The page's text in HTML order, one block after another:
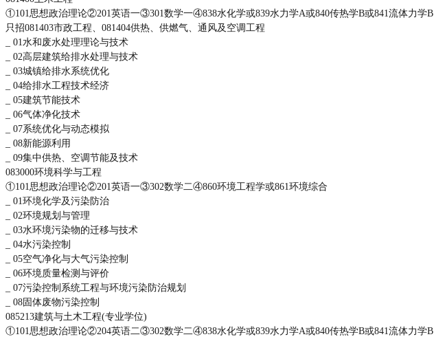
①101思想政治理论②201英语一③301数学一④838水化学或839水力学A或840传热学B或841流体力学B
只招081403市政工程、081404供热、供燃气、通风及空调工程
_ 01水和废水处理理论与技术
_ 02高层建筑给排水处理与技术
_ 03城镇给排水系统优化
_ 04给排水工程技术经济
_ 05建筑节能技术
_ 06气体净化技术
_ 07系统优化与动态模拟
_ 08新能源利用
_ 09集中供热、空调节能及技术
083000环境科学与工程
①101思想政治理论②201英语一③302数学二④860环境工程学或861环境综合
_ 01环境化学及污染防治
_ 02环境规划与管理
_ 03水环境污染物的迁移与技术
_ 04水污染控制
_ 05空气净化与大气污染控制
_ 06环境质量检测与评价
_ 07污染控制系统工程与环境污染防治规划
_ 08固体废物污染控制
085213建筑与土木工程(专业学位)
①101思想政治理论②204英语二③302数学二④838水化学或839水力学A或840传热学B或841流体力学B